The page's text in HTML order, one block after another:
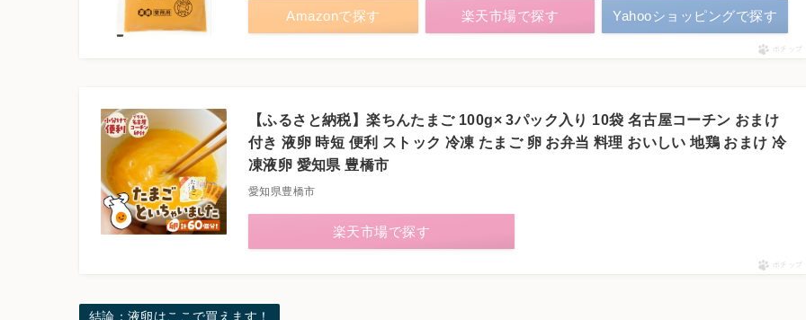
Amazonで探す 楽天市場で探す Yahooショッピングで探す
ポチップ
【ふるさと納税】楽ちんたまご 100g× 3パック入り 10袋 名古屋コーチン おまけ
付き 液卵 時短 便利 ストック 冷凍 たまご 卵 お弁当 料理 おいしい 地鶏 おまけ 冷
凍液卵 愛知県 豊橋市
愛知県豊橋市
楽天市場で探す
ポチップ
結論：液卵はここで買えます！